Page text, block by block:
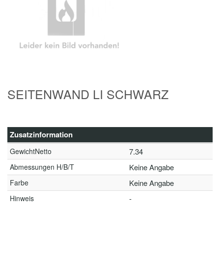
SEITENWAND LI SCHWARZ
Zusatzinformation
GewichtNetto 7.34
Abmessungen H/B/T Keine Angabe
Farbe Keine Angabe
Hinweis -